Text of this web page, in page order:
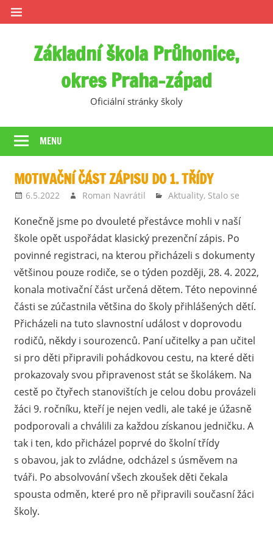
Skip
to
Základní škola Průhonice,
okres Praha-západ
Oficiální stránky školy
MENU
MOTIVAČNÍ ČÁST ZÁPISU DO 1. TŘÍDY
6.5.2022 Roman Navrátil Aktuality, Stalo se
Konečně jsme po dvouleté přestávce mohli v naší
škole opět uspořádat klasický prezenční zápis. Po
povinné registraci, na kterou přicházeli s dokumenty
většinou pouze rodiče, se o týden později, 28. 4. 2022,
konala motivační část určená dětem. Této nepovinné
části se zúčastnila většina do školy přihlášených dětí.
Přicházeli na tuto slavnostní událost v doprovodu
rodičů, někdy i sourozenců. Paní učitelky a pan učitel
si pro děti připravili pohádkovou cestu, na které děti
prokazovaly svou připravenost stát se školákem. Na
cestě po čtyřech stanovištích je celou dobu provázeli
žáci 9. ročníku, kteří je nejen vedli, ale také je úžasně
podporovali a chválili za každou získanou jedničku. A
tak i ten, kdo přicházel poprvé do školní třídy
s obavou, jak to zvládne, odcházel s úsměvem na
tváři. Po absolvování všech zkoušek děti čekala
spousta odměn, které pro ně připravili současní žáci
školy.